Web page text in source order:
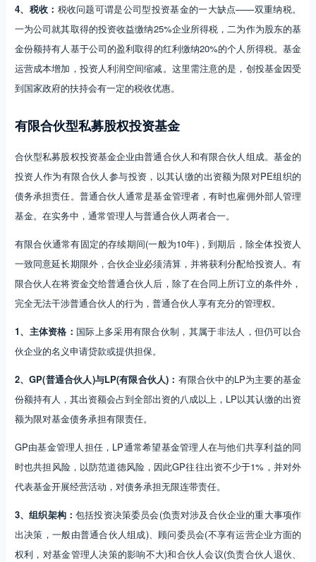
4、税收： 税收问题可谓是公司型投资基金的一大缺点——双重纳税。
一为公司就其取得的投资收益缴纳25%企业所得税，二为作为股东的基
金份额持有人基于公司的盈利取得的红利缴纳20%的个人所得税。基金
运营成本增加，投资人利润空间缩减。这里需注意的是，创投基金因受
到国家政府的扶持会有一定的税收优惠。
有限合伙型私募股权投资基金
合伙型私募股权投资基金企业由普通合伙人和有限合伙人组成。基金的
投资人作为有限合伙人参与投资，以其认缴的出资额为限对PE组织的
债务承担责任。普通合伙人通常是基金管理者，有时也雇佣外部人管理
基金。在实务中，通常管理人与普通合伙人两者合一。
有限合伙通常有固定的存续期间(一般为10年)，到期后，除全体投资人
一致同意延长期限外，合伙企业必须清算，并将获利分配给投资人。有
限合伙人在将资金交给普通合伙人后，除了在合同上所订立的条件外，
完全无法干涉普通合伙人的行为，普通合伙人享有充分的管理权。
1、主体资格： 国际上多采用有限合伙制，其属于非法人，但仍可以合
伙企业的名义申请贷款或提供担保。
2、GP(普通合伙人)与LP(有限合伙人)： 有限合伙中的LP为主要的基金
份额持有人，其出资额会占到全部出资的八成以上，LP以其认缴的出资
额为限对基金债务承担有限责任。
GP由基金管理人担任，LP通常希望基金管理人在与他们共享利益的同
时也共担风险，以防范道德风险，因此GP往往出资不少于1%，并对外
代表基金开展经营活动，对债务承担无限连带责任。
3、组织架构：包括投资决策委员会(负责对涉及合伙企业的重大事项作
出决策，一般由普通合伙人组成)、顾问委员会(不享有运营企业方面的
权利，对基金管理人决策的影响不大)和合伙人会议(负责合伙人退伙、